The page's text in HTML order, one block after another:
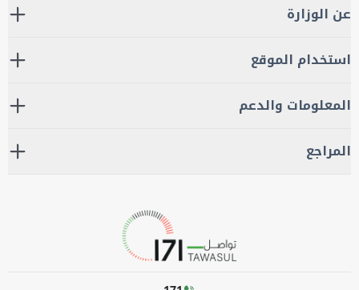
عن الوزارة
استخدام الموقع
المعلومات والدعم
المراجع